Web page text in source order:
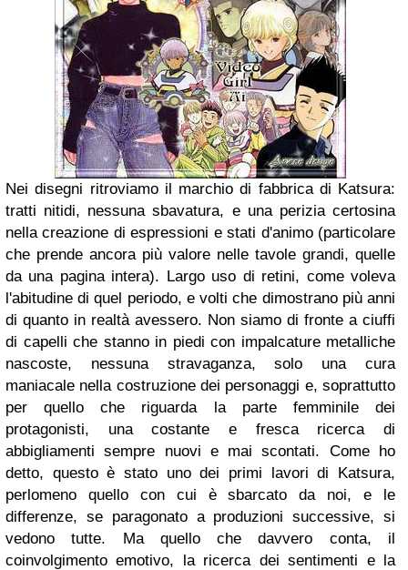
Nei disegni ritroviamo il marchio di fabbrica di Katsura:
tratti nitidi, nessuna sbavatura, e una perizia certosina
nella creazione di espressioni e stati d'animo (particolare
che prende ancora più valore nelle tavole grandi, quelle
da una pagina intera). Largo uso di retini, come voleva
l'abitudine di quel periodo, e volti che dimostrano più anni
di quanto in realtà avessero. Non siamo di fronte a ciuffi
di capelli che stanno in piedi con impalcature metalliche
nascoste, nessuna stravaganza, solo una cura
maniacale nella costruzione dei personaggi e, soprattutto
per quello che riguarda la parte femminile dei
protagonisti, una costante e fresca ricerca di
abbigliamenti sempre nuovi e mai scontati.
Come ho
detto, questo è stato uno dei primi lavori di Katsura,
perlomeno quello con cui è sbarcato da noi, e le
differenze, se paragonato a produzioni successive, si
vedono tutte. Ma quello che davvero conta, il
coinvolgimento emotivo, la ricerca dei sentimenti e la